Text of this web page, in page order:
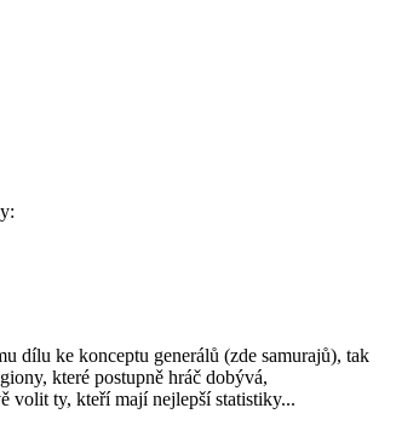
dílu ke konceptu generálů (zde samurajů), tak
které postupně hráč dobývá,
volit ty, kteří mají nejlepší statistiky...